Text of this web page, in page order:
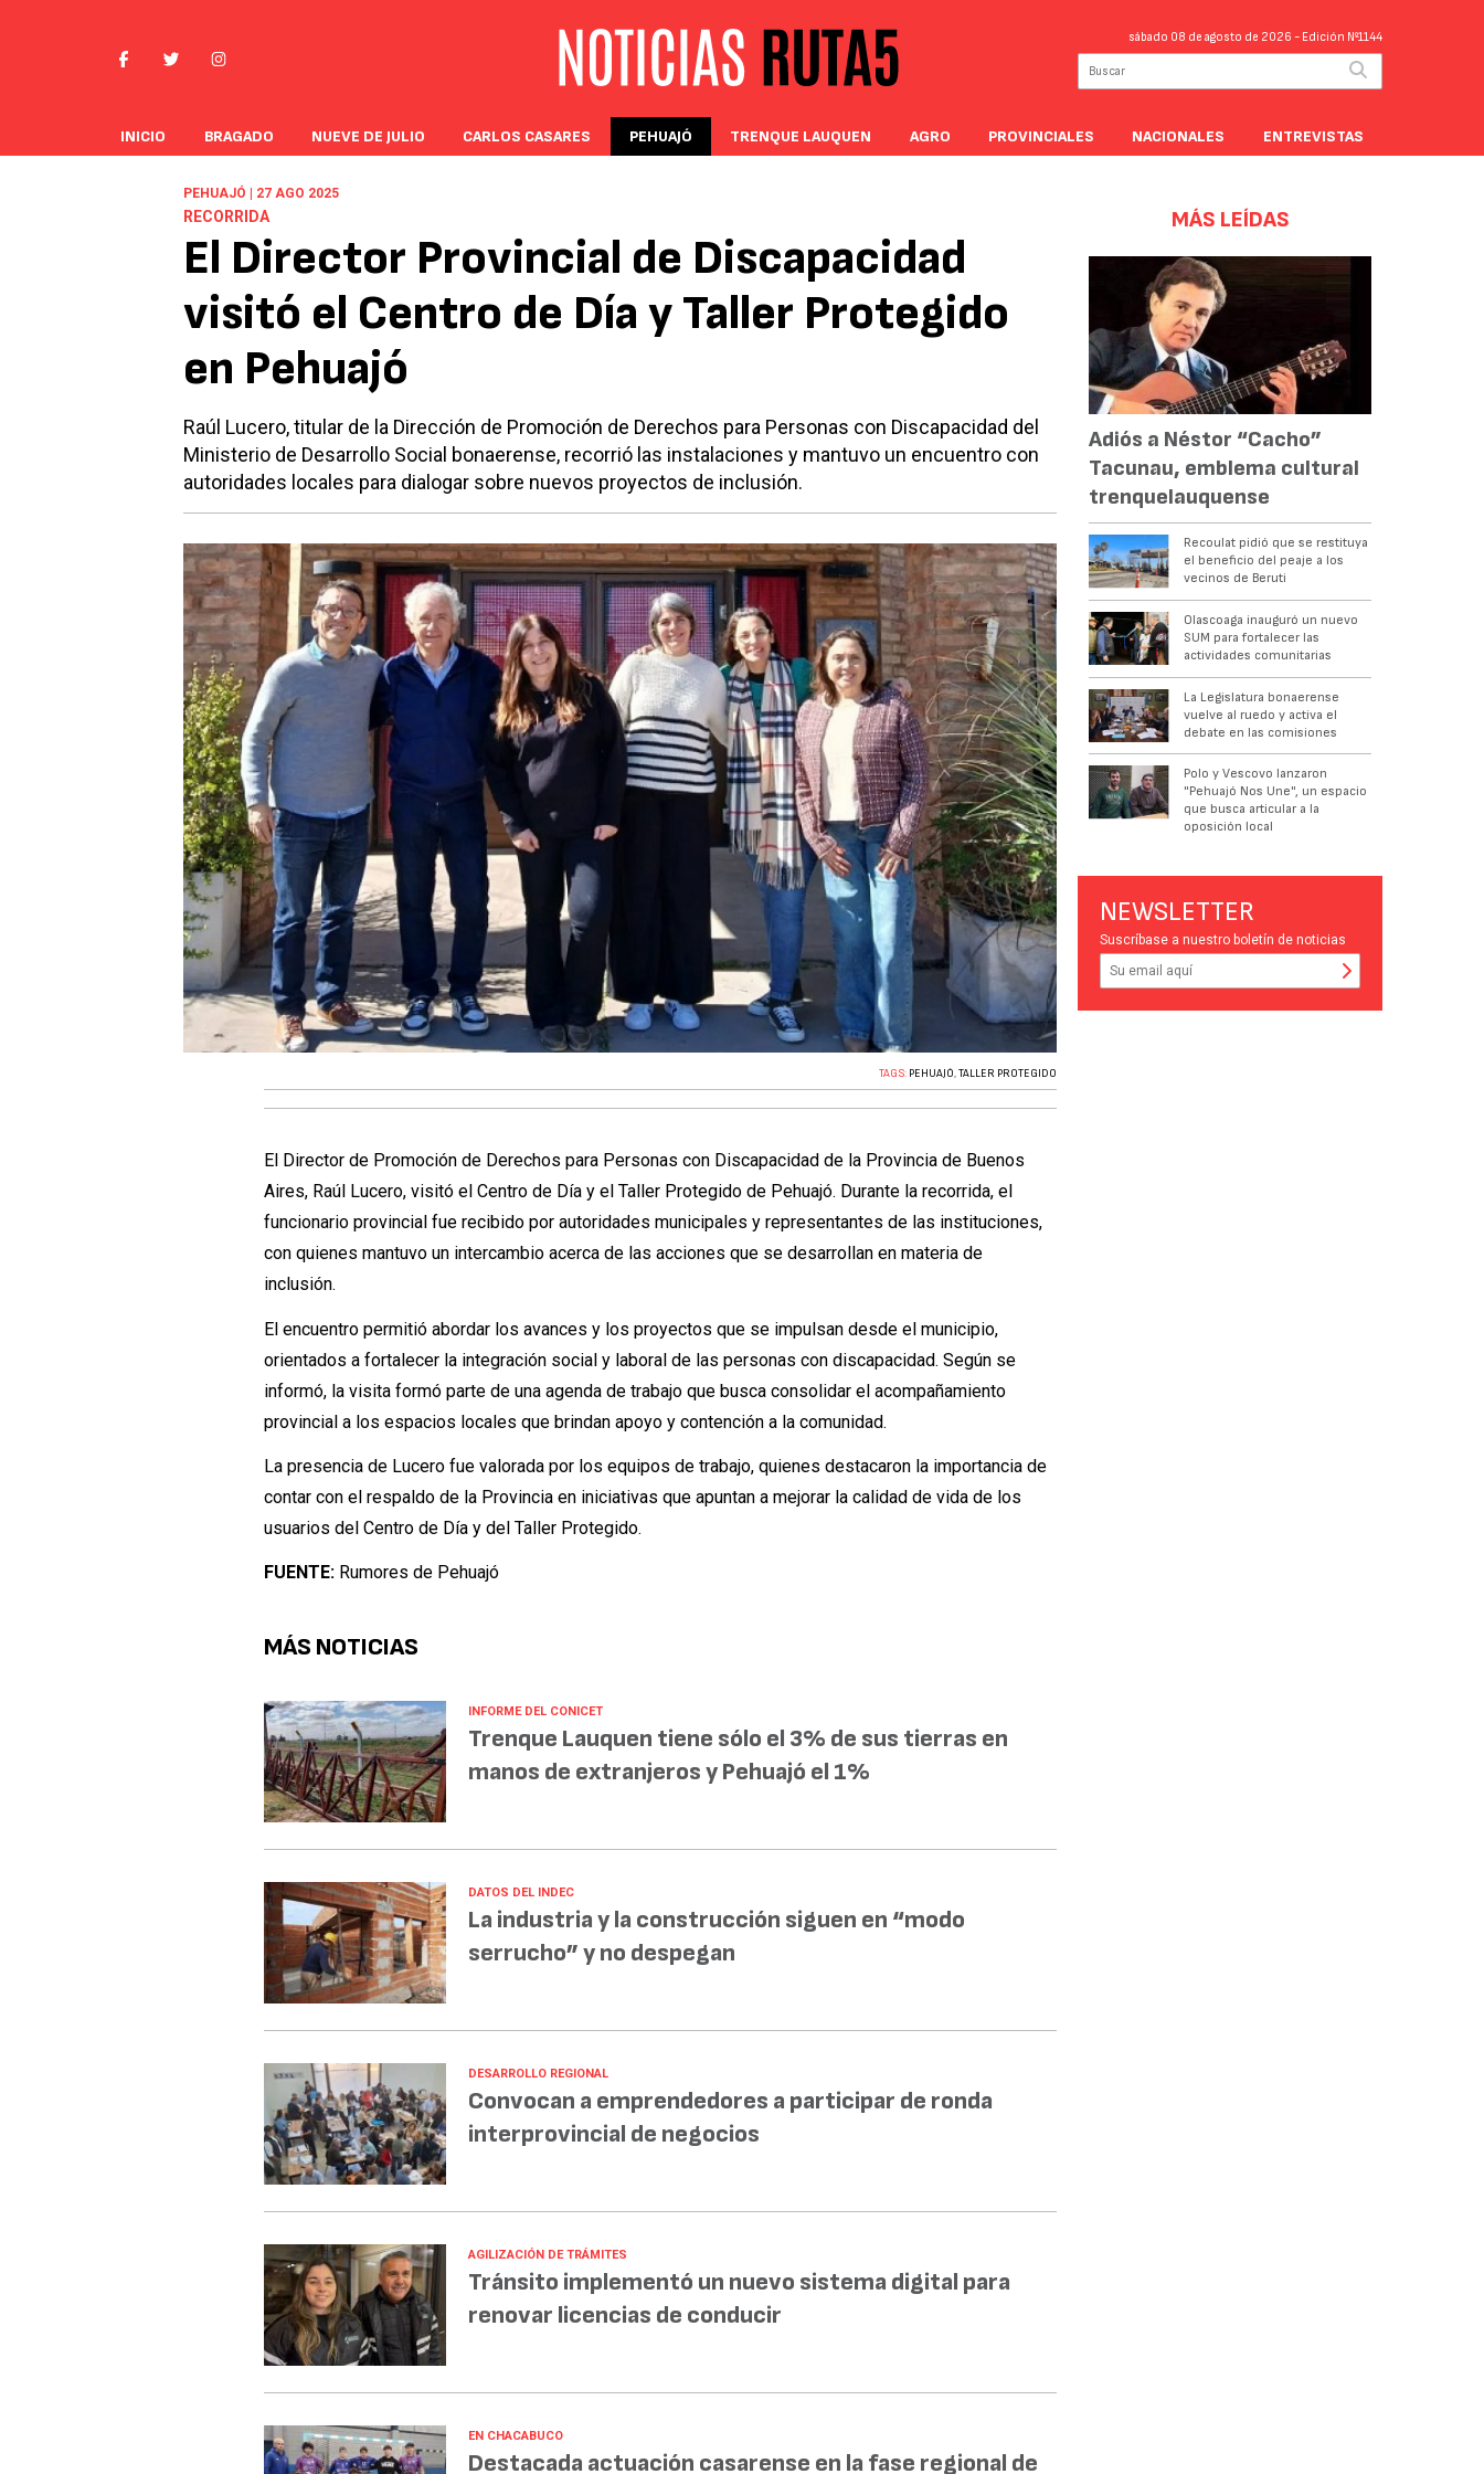
sábado 08 de agosto de 2026 - Edición Nº1144
INICIO BRAGADO NUEVE DE JULIO CARLOS CASARES PEHUAJÓ TRENQUE LAUQUEN AGRO PROVINCIALES NACIONALES ENTREVISTAS
PEHUAJÓ | 27 AGO 2025
RECORRIDA
El Director Provincial de Discapacidad
visitó el Centro de Día y Taller Protegido
en Pehuajó
Raúl Lucero, titular de la Dirección de Promoción de Derechos para Personas con Discapacidad del
Ministerio de Desarrollo Social bonaerense, recorrió las instalaciones y mantuvo un encuentro con
autoridades locales para dialogar sobre nuevos proyectos de inclusión.
TAGS: PEHUAJÓ,TALLER PROTEGIDO
El Director de Promoción de Derechos para Personas con Discapacidad de la Provincia de Buenos
Aires, Raúl Lucero, visitó el Centro de Día y el Taller Protegido de Pehuajó. Durante la recorrida, el
funcionario provincial fue recibido por autoridades municipales y representantes de las instituciones,
con quienes mantuvo un intercambio acerca de las acciones que se desarrollan en materia de
inclusión.
El encuentro permitió abordar los avances y los proyectos que se impulsan desde el municipio,
orientados a fortalecer la integración social y laboral de las personas con discapacidad. Según se
informó, la visita formó parte de una agenda de trabajo que busca consolidar el acompañamiento
provincial a los espacios locales que brindan apoyo y contención a la comunidad.
La presencia de Lucero fue valorada por los equipos de trabajo, quienes destacaron la importancia de
contar con el respaldo de la Provincia en iniciativas que apuntan a mejorar la calidad de vida de los
usuarios del Centro de Día y del Taller Protegido.
FUENTE: Rumores de Pehuajó
MÁS NOTICIAS
INFORME DEL CONICET
Trenque Lauquen tiene sólo el 3% de sus tierras en
manos de extranjeros y Pehuajó el 1%
DATOS DEL INDEC
La industria y la construcción siguen en “modo
serrucho” y no despegan
DESARROLLO REGIONAL
Convocan a emprendedores a participar de ronda
interprovincial de negocios
AGILIZACIÓN DE TRÁMITES
Tránsito implementó un nuevo sistema digital para
renovar licencias de conducir
EN CHACABUCO
Destacada actuación casarense en la fase regional de
MÁS LEÍDAS
Adiós a Néstor “Cacho”
Tacunau, emblema cultural
trenquelauquense
Recoulat pidió que se restituya
el beneficio del peaje a los
vecinos de Beruti
Olascoaga inauguró un nuevo
SUM para fortalecer las
actividades comunitarias
La Legislatura bonaerense
vuelve al ruedo y activa el
debate en las comisiones
Polo y Vescovo lanzaron
"Pehuajó Nos Une", un espacio
que busca articular a la
oposición local
NEWSLETTER
Suscríbase a nuestro boletín de noticias